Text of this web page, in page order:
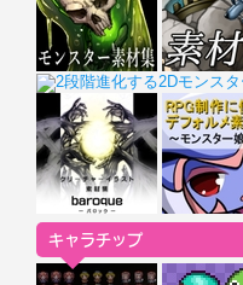
キャラチップ